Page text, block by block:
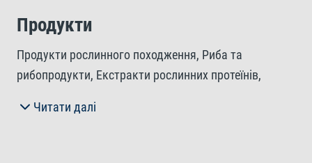
очищенню води та покращенню її якості. Смачне
креветочне борошно додає смакових якостей та
підсилює природний колір риб. Крім того, незамінні
порцію енергії, підтримуючи активність і здоров'я
Продукти
Продукти рослинного походження, Риба та
рибопродукти, Екстракти рослинних протеїнів,
(Креветкова мука 2,4%), Рідкі та тверді жири,
Читати далі